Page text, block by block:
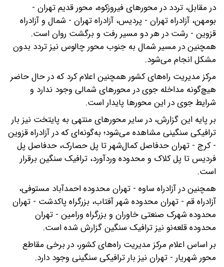
در مقابل، تردد در محورهای فیروزکوه، محور قدیم تهران -
بومهن، آزادراه تهران - پردیس، آزادراه تهران - شمال و آزادراه
قزوین - رشت در هر دو مسیر رفت و برگشت روان است.
همچنین در مسیر شمال به جنوب محور چالوس نیز تردد بدون
مشکل انجام می‌شود.
مرکز مدیریت راه‌های کشور همچنین اعلام کرد که در حال حاضر
هیچ‌گونه مداخله جوی در محورهای شمالی وجود ندارد و
شرایط جوی در این محورها پایدار است.
بر پایه این گزارش، در سایر محورهای منتهی به پایتخت نیز بار
ترافیکی سنگینی مشاهده می‌شود؛ به‌گونه‌ای که در آزادراه قزوین
- کرج - تهران حدفاصل کمال‌شهر تا پل حصارک، حدفاصل پل
فردیس تا پل کلاک و محدوده وردآورد، ترافیک سنگین برقرار
است.
همچنین در آزادراه ساوه - تهران محدوده احمدآباد مستوفی،
آزادراه قم - تهران محدوده شهر آفتاب، بزرگراه پاکدشت - تهران
محدوده شهرک صنعتی خاوران و بزرگراه ورامین - تهران
محدوده قلعه‌نو نیز ترافیک سنگین گزارش شده است.
بر اساس اعلام مرکز مدیریت راه‌های کشور، در برخی مقاطع
محور شهریار - تهران نیز بار ترافیکی سنگینی وجود دارد.